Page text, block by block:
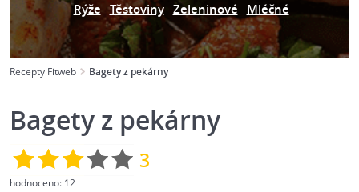
Rýže Těstoviny Zeleninové Mléčné
Recepty Fitweb Bagety z pekárny
Bagety z pekárny
3
hodnoceno: 12